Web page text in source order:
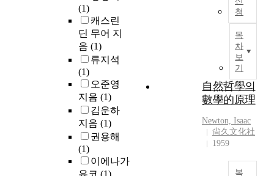
(1)
캐스린
딘 무어 지
음 (1)
류지석
(1)
오준영
지음 (1)
김운하
지음 (1)
권용해
(1)
이에나가
청
목
차
보
기
自然哲學의
數學的原理
Newton, Isaac
尙久文化社
1959
복